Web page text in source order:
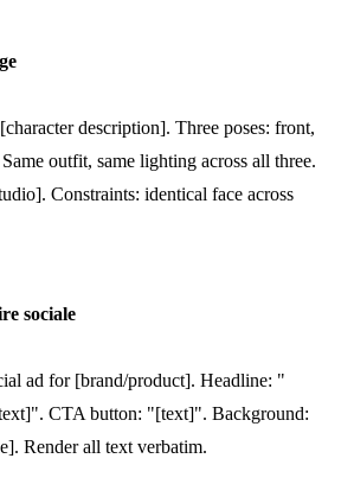
description]. Three poses: front,
outfit, same lighting across all three.
Constraints: identical face across
sociale
ad for [brand/product]. Headline: "
CTA button: "[text]". Background:
Render all text verbatim.